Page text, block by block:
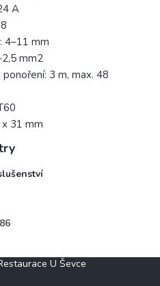
A
4–11 mm
mm2
3 m, max. 48
31 mm
U Ševce